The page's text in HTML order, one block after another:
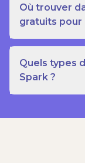
Où trouver
gratuits pour
Quels types
Spark ?